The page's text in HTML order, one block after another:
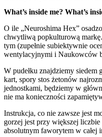
What’s inside me? What’s
O ile „Neuroshima Hex”
chwytliwą popkulturową markę.
tym (zupełnie subiektywnie
wentylacyjnymi i Naukowców
W pudełku znajdziemy
kart, spory stos żetonów
jednostkami, będziemy w
nie ma konieczności
Instrukcja, co nie zawsze jest
gorzej jest przy większej
absolutnym faworytem w całej